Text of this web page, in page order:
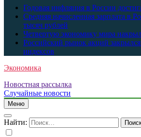
Годовая инфляция в России
Средняя начисленная зарплата в
тысяч рублей
Четвертую экономику мира
Российский рынок акций
индексов
Экономика
Новостная рассылка
Случайные новости
Меню
Найти: